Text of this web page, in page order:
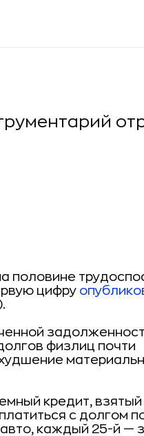
половине
цифру
физлиц почти
кредит, взятый
с долгом
каждый 25-й —